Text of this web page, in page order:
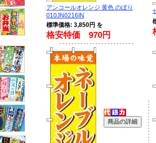
アンコールオレンジ 黄色 のぼり
010JN0216IN
標準価格: 3,850円 を
格安特価 970円